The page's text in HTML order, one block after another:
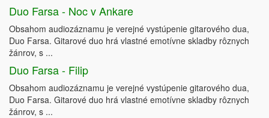
Duo Farsa - Noc v Ankare
Obsahom audiozáznamu je verejné vystúpenie gitarového dua,
Duo Farsa. Gitarové duo hrá vlastné emotívne skladby rôznych
žánrov, s ...
Duo Farsa - Filip
Obsahom audiozáznamu je verejné vystúpenie gitarového dua,
Duo Farsa. Gitarové duo hrá vlastné emotívne skladby rôznych
žánrov, s ...